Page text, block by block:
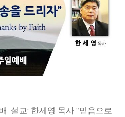
설교: 한세영 목사 “믿음으로